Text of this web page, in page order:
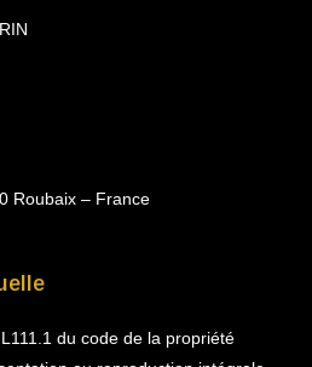
Roubaix – France
du code de la propriété